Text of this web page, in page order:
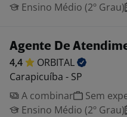
Ensino Médio (2º Grau)
Agente De
4,4
ORBITAL
Carapicuíba - SP
A combinar
Sem
Ensino Médio (2º Grau)